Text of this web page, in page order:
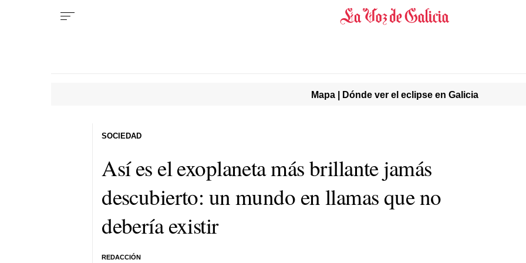
Mapa | Dónde ver el eclipse en Galicia
Así es el exoplaneta más brillante jamás
descubierto: un mundo en llamas que no
debería existir
REDACCIÓN
SOCIEDAD